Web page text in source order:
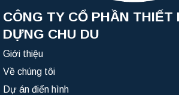
CÔNG TY CỔ PHẦN THIẾT
DỰNG CHU DU
Giới thiệu
Về chúng tôi
Dự án điển hình